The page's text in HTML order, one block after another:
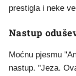
prestigla i neke
Nastup
Moćnu pjesmu
nastup. "Jeza.